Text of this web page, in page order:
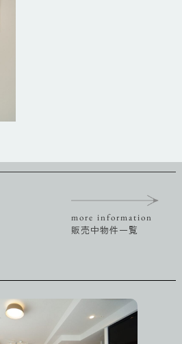
more information
販売中物件一覧